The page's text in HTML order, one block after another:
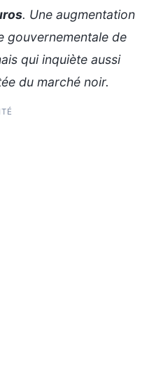
. Une augmentation
gouvernementale de
qui inquiète aussi
du marché noir.